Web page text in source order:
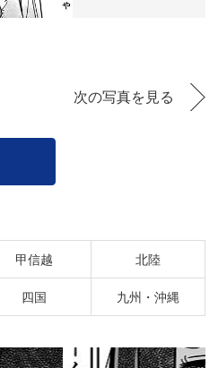
次の写真を見る
甲信越 北陸
四国 九州・沖縄